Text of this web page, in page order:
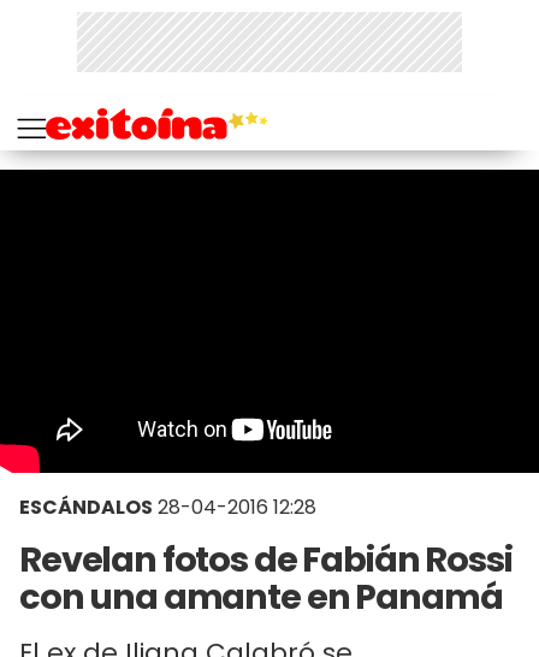
ESCÁNDALOS 28-04-2016 12:28
Revelan fotos de Fabián Rossi
con una amante en Panamá